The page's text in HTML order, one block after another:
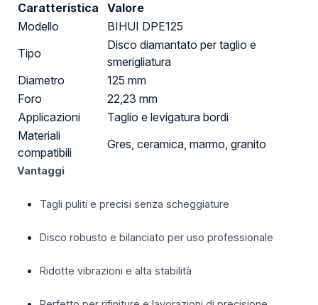
Caratteristica
Valore
Modello
BIHUI DPE125
Tipo
Disco diamantato per taglio e
smerigliatura
Diametro
125 mm
Foro
22,23 mm
Applicazioni
Taglio e levigatura bordi
Materiali
compatibili
Gres, ceramica, marmo, granito
Vantaggi
Tagli puliti e precisi senza scheggiature
Disco robusto e bilanciato per uso professionale
Ridotte vibrazioni e alta stabilità